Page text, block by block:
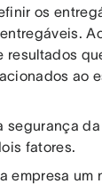
os
ao
segurança
fatores.
empresa